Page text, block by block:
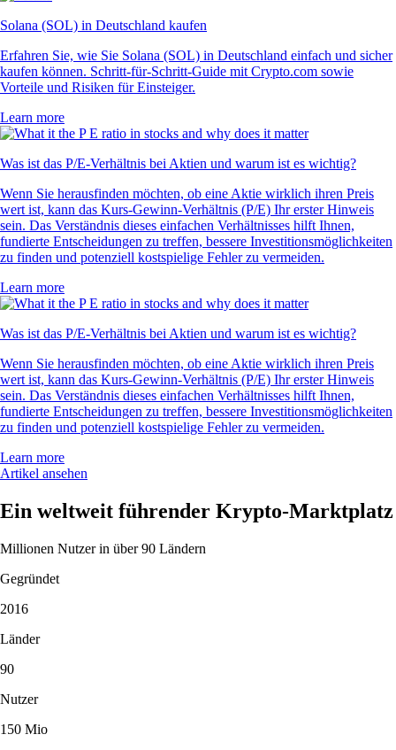
Solana (SOL) in Deutschland kaufen
Erfahren Sie, wie Sie Solana (SOL) in Deutschland einfach und sicher
kaufen können. Schritt-für-Schritt-Guide mit Crypto.com sowie
Vorteile und Risiken für Einsteiger.
Learn more
Was ist das P/E-Verhältnis bei Aktien und warum ist es wichtig?
Wenn Sie herausfinden möchten, ob eine Aktie wirklich ihren Preis
wert ist, kann das Kurs-Gewinn-Verhältnis (P/E) Ihr erster Hinweis
sein. Das Verständnis dieses einfachen Verhältnisses hilft Ihnen,
fundierte Entscheidungen zu treffen, bessere Investitionsmöglichkeiten
zu finden und potenziell kostspielige Fehler zu vermeiden.
Learn more
Was ist das P/E-Verhältnis bei Aktien und warum ist es wichtig?
Wenn Sie herausfinden möchten, ob eine Aktie wirklich ihren Preis
wert ist, kann das Kurs-Gewinn-Verhältnis (P/E) Ihr erster Hinweis
sein. Das Verständnis dieses einfachen Verhältnisses hilft Ihnen,
fundierte Entscheidungen zu treffen, bessere Investitionsmöglichkeiten
zu finden und potenziell kostspielige Fehler zu vermeiden.
Learn more
Artikel ansehen
Ein weltweit führender Krypto-Marktplatz
Millionen Nutzer in über 90 Ländern
Gegründet
2016
Länder
90
Nutzer
150 Mio